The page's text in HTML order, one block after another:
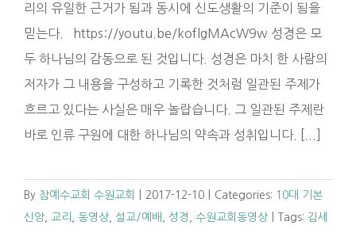
리의 유일한 근거가 됨과 동시에 신도생활의 기준이 됨을
믿는다. https://youtu.be/koflgMAcW9w 성경은 모
두 하나님의 감동으로 된 것입니다. 성경은 마치 한 사람의
저자가 그 내용을 구성하고 기록한 것처럼 일관된 주제가
흐르고 있다는 사실은 매우 놀랍습니다. 그 일관된 주제란
바로 인류 구원에 대한 하나님의 약속과 성취입니다. [...]
By 참예수교회 수원교회 2017-12-10 Categories: 10대 기본
신앙 교리 동영상 설교/예배 성경 수원교회동영상 Tags: 김세